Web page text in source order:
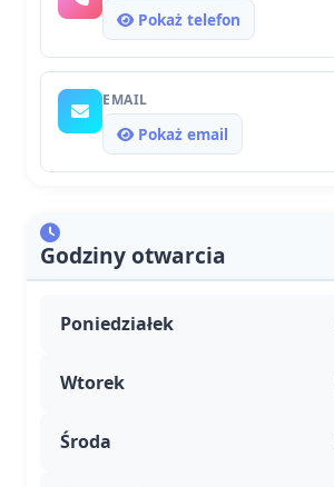
Pokaż telefon
EMAIL
Pokaż email
Godziny otwarcia
Poniedziałek
Wtorek
Środa